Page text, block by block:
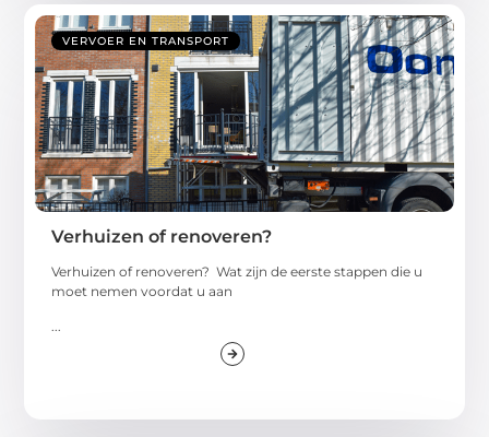
VERVOER EN TRANSPORT
Verhuizen of renoveren?
Verhuizen of renoveren? Wat zijn de eerste stappen die u
moet nemen voordat u aan
...